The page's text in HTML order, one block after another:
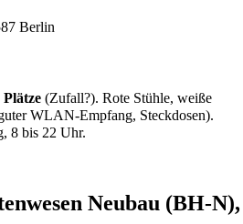
Berlin
Plätze (Zufall?). Rote Stühle, weiße
WLAN-Empfang, Steckdosen).
8 bis 22 Uhr.
Neubau (BH-N),